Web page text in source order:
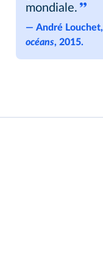
mondiale.
― André Louchet,
océans, 2015.